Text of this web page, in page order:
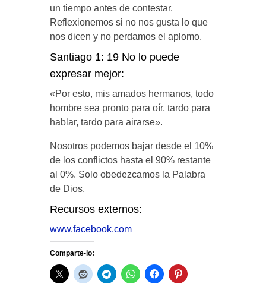
un tiempo antes de contestar.
Reflexionemos si no nos gusta lo que
nos dicen y no perdamos el aplomo.
Santiago 1: 19 No lo puede
expresar mejor:
«Por esto, mis amados hermanos, todo
hombre sea pronto para oír, tardo para
hablar, tardo para airarse».
Nosotros podemos bajar desde el 10%
de los conflictos hasta el 90% restante
al 0%. Solo obedezcamos la Palabra
de Dios.
Recursos externos:
www.facebook.com
Comparte-lo: